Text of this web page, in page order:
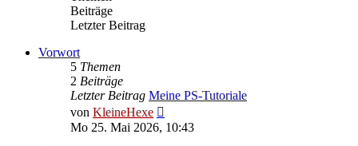
Beiträge
Letzter Beitrag
Vorwort
5 Themen
2 Beiträge
Letzter Beitrag Meine PS-Tutoriale
von KleineHexe
Beitrag
Mo 25. Mai 2026, 10:43